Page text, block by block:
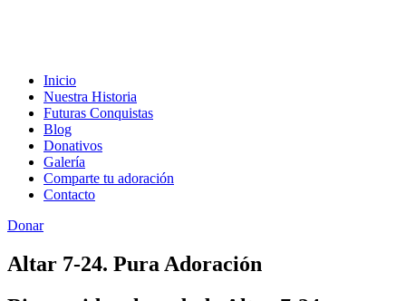
Inicio
Nuestra Historia
Futuras Conquistas
Blog
Donativos
Galería
Comparte tu adoración
Contacto
Donar
Altar 7-24. Pura Adoración